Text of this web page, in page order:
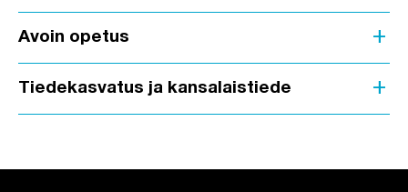
Avoin opetus add
Tiedekasvatus ja kansalaistiede add